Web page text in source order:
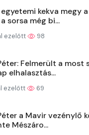
kekva megy
sorsa még bi...
ezelőtt 98
Felmerült a most
elhalasztás...
ezelőtt 69
a Mavir vezénylő
Mészáro...